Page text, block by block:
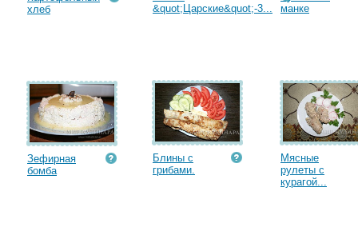
хлеб
&quot;Царские&quot;-3...
манке
Зефирная
бомба
Блины с
грибами.
Мясные
рулеты с
курагой...